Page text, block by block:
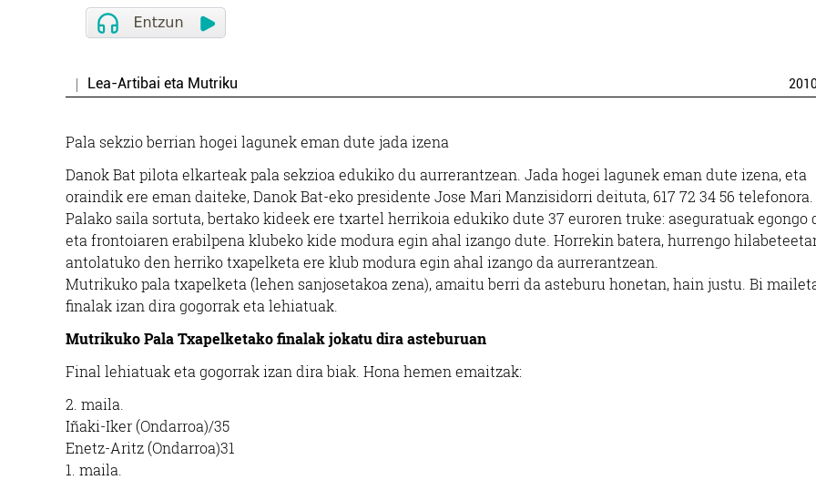
Lea-Artibai eta Mutriku
Pala sekzio berrian hogei lagunek eman dute jada izena
Danok Bat pilota elkarteak pala sekzioa edukiko du aurrerantzean. Jada hogei lagunek eman dute izena, eta
oraindik ere eman daiteke, Danok Bat-eko presidente Jose Mari Manzisidorri deituta, 617 72 34 56 telefonora.
Palako saila sortuta, bertako kideek ere txartel herrikoia edukiko dute 37 euroren truke: aseguratuak egongo
eta frontoiaren erabilpena klubeko kide modura egin ahal izango dute. Horrekin batera, hurrengo
antolatuko den herriko txapelketa ere klub modura egin ahal izango da aurrerantzean.
Mutrikuko pala txapelketa (lehen sanjosetakoa zena), amaitu berri da asteburu honetan, hain justu. Bi
finalak izan dira gogorrak eta lehiatuak.
Mutrikuko Pala Txapelketako finalak jokatu dira asteburuan
Final lehiatuak eta gogorrak izan dira biak. Hona hemen emaitzak:
2. maila.
Iñaki-Iker (Ondarroa)/35
Enetz-Aritz (Ondarroa)31
1. maila.